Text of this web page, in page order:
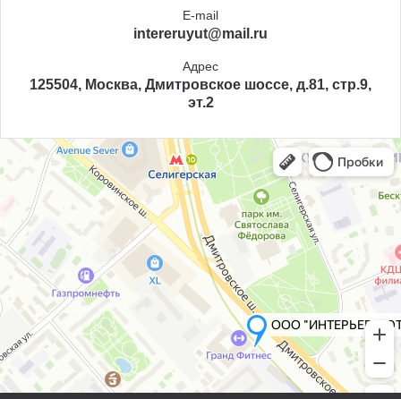
E-mail
intereruyut@mail.ru
Адрес
125504, Москва, Дмитровское шоссе, д.81, стр.9,
эт.2